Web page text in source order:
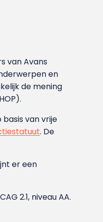
van Avans
en
de mening
van vrije
. De
er een
2.1, niveau AA.